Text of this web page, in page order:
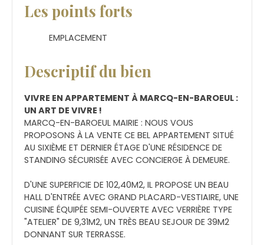
Les points forts
EMPLACEMENT
Descriptif du bien
VIVRE EN APPARTEMENT À MARCQ-EN-BAROEUL :
UN ART DE VIVRE !
MARCQ-EN-BAROEUL MAIRIE : NOUS VOUS
PROPOSONS À LA VENTE CE BEL APPARTEMENT SITUÉ
AU SIXIÈME ET DERNIER ÉTAGE D'UNE RÉSIDENCE DE
STANDING SÉCURISÉE AVEC CONCIERGE À DEMEURE.
D'UNE SUPERFICIE DE 102,40M2, IL PROPOSE UN BEAU
HALL D'ENTRÉE AVEC GRAND PLACARD-VESTIAIRE, UNE
CUISINE ÉQUIPÉE SEMI-OUVERTE AVEC VERRIÈRE TYPE
"ATELIER" DE 9,31M2, UN TRÈS BEAU SEJOUR DE 39M2
DONNANT SUR TERRASSE.